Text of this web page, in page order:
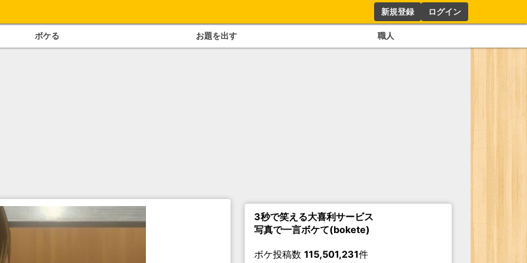
新規登録 ログイン
ボケる お題を出す 職人
3秒で笑える大喜利サービス
写真で一言ボケて(bokete)
ボケ投稿数 115,501,231件